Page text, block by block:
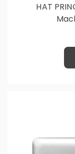
HAT